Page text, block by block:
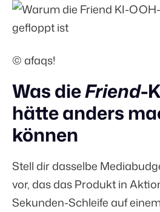
© afaqs!
Was dieFriend-
hätte anders
können
Stell dir dasselbe
vor, das das Produkt in
Sekunden-Schleife auf